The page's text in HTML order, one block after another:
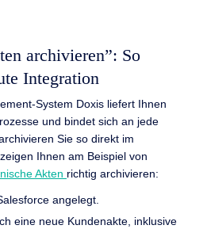
archivieren”: So
Integration
System Doxis liefert Ihnen
und bindet sich an jede
Sie so direkt im
Ihnen am Beispiel von
Akten richtig archivieren:
angelegt.
eine neue Kundenakte, inklusive